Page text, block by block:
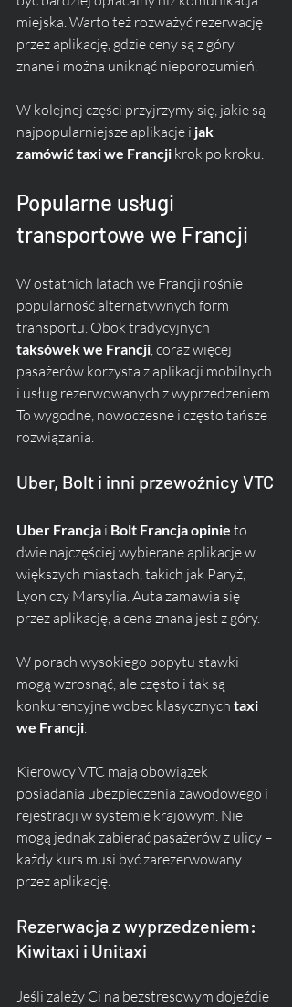
miejska. Warto też rozważyć rezerwację
przez aplikację, gdzie ceny są z góry
znane i można uniknąć nieporozumień.
W kolejnej części przyjrzymy się, jakie są
najpopularniejsze aplikacje i jak
zamówić taxi we Francji krok po kroku.
Popularne usługi
transportowe we Francji
W ostatnich latach we Francji rośnie
popularność alternatywnych form
transportu. Obok tradycyjnych
taksówek we Francji, coraz więcej
pasażerów korzysta z aplikacji mobilnych
i usług rezerwowanych z wyprzedzeniem.
To wygodne, nowoczesne i często tańsze
rozwiązania.
Uber, Bolt i inni przewoźnicy VTC
Uber Francja i Bolt Francja opinie to
dwie najczęściej wybierane aplikacje w
większych miastach, takich jak Paryż,
Lyon czy Marsylia. Auta zamawia się
przez aplikację, a cena znana jest z góry.
W porach wysokiego popytu stawki
mogą wzrosnąć, ale często i tak są
konkurencyjne wobec klasycznych taxi
we Francji.
Kierowcy VTC mają obowiązek
posiadania ubezpieczenia zawodowego i
rejestracji w systemie krajowym. Nie
mogą jednak zabierać pasażerów z ulicy –
każdy kurs musi być zarezerwowany
przez aplikację.
Rezerwacja z wyprzedzeniem:
Kiwitaxi i Unitaxi
Jeśli zależy Ci na bezstresowym dojeźdie